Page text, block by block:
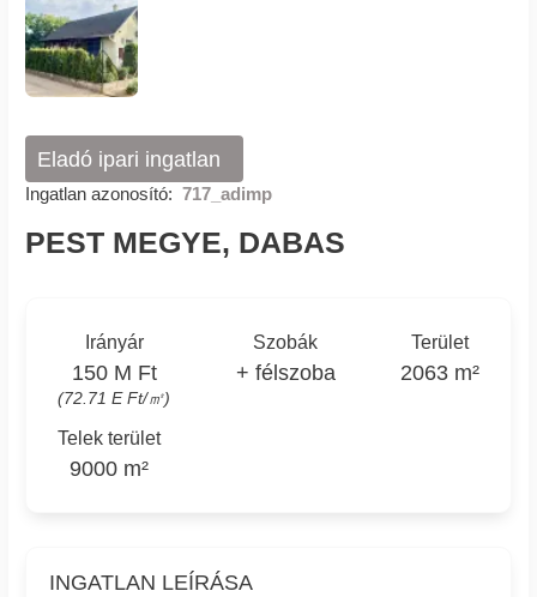
Eladó ipari ingatlan
Ingatlan azonosító: 717_adimp
PEST MEGYE, DABAS
Irányár
150 M Ft
(72.71 E Ft/㎡)
Szobák
+ félszoba
Terület
2063 m²
Telek terület
9000 m²
INGATLAN LEÍRÁSA